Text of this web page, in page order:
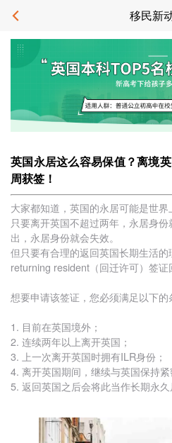
移民新
英国永居这么容易保值？离境
周获签！
大家都知道，英国的永居可能是世界
只要离开英国不超过两年，永居身
出，永居身份就会失效。
但只要有合理的返回英国长期生活
returning resident（回迁许可）签证
想要申请该签证，您必须满足以下的
1. 目前在英国境外；
2. 连续两年以上离开英国；
3. 上一次离开英国时拥有ILR身份；
4. 离开英国期间，继续与英国保持紧
5. 返回英国之后会将此当作长期永